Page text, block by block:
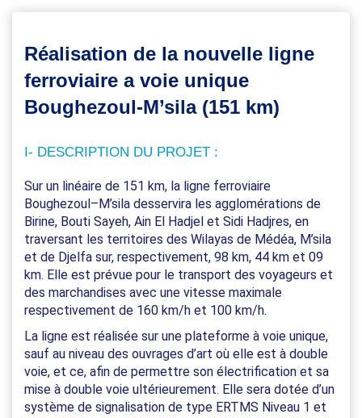
Réalisation de la nouvelle ligne
ferroviaire a voie unique
Boughezoul-M’sila (151 km)
I- DESCRIPTION DU PROJET :
Sur un linéaire de 151 km, la ligne ferroviaire
Boughezoul–M’sila desservira les agglomérations de
Birine, Bouti Sayeh, Ain El Hadjel et Sidi Hadjres, en
traversant les territoires des Wilayas de Médéa, M’sila
et de Djelfa sur, respectivement, 98 km, 44 km et 09
km. Elle est prévue pour le transport des voyageurs et
des marchandises avec une vitesse maximale
respectivement de 160 km/h et 100 km/h.
La ligne est réalisée sur une plateforme à voie unique,
sauf au niveau des ouvrages d’art où elle est à double
voie, et ce, afin de permettre son électrification et sa
mise à double voie ultérieurement. Elle sera dotée d’un
système de signalisation de type ERTMS Niveau 1 et